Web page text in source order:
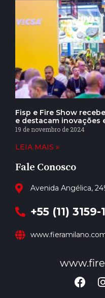
Fisp e Fire Show
e destacam inovações
19 de novembro de 2024
LEIA MAIS »
Fale Conosco
Avenida Angélica,
+55 (11) 3159-